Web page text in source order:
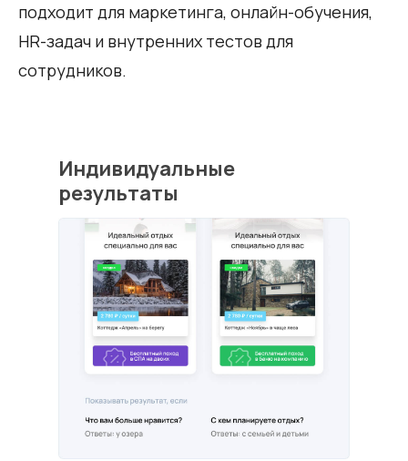
подходит для маркетинга, онлайн-обучения,
HR-задач и внутренних тестов для
сотрудников.
Индивидуальные
результаты